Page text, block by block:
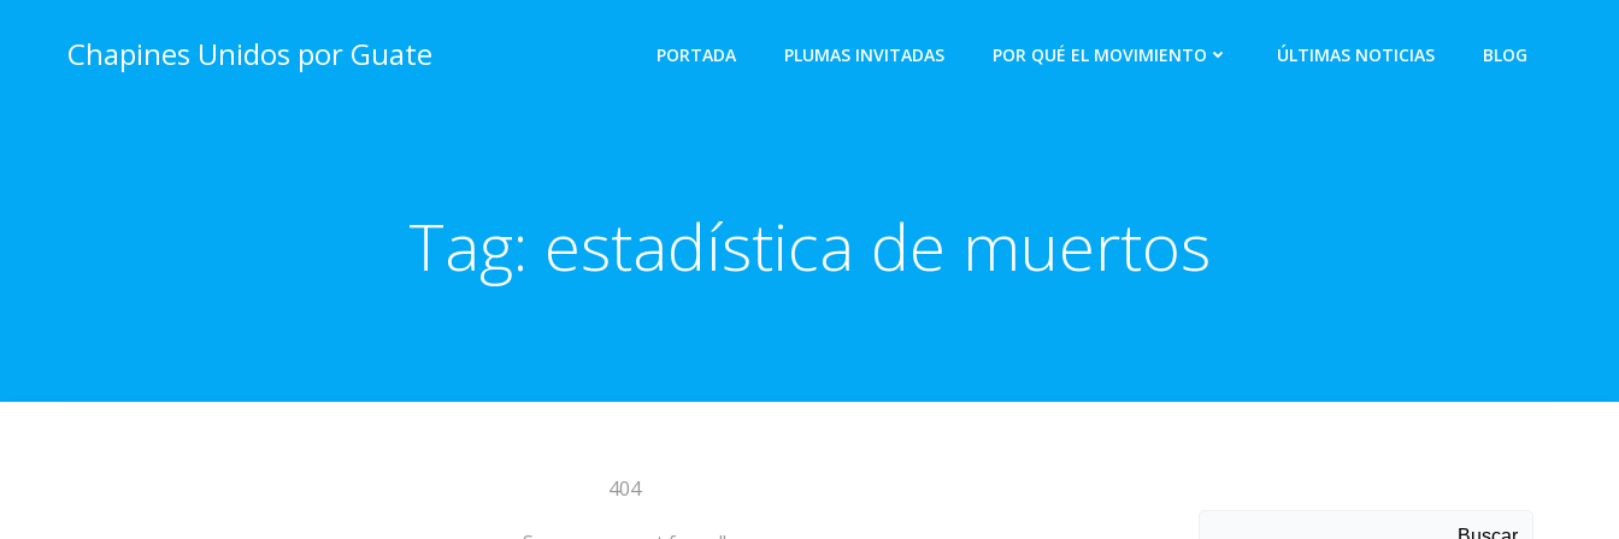
Chapines Unidos por Guate PORTADA PLUMAS INVITADAS POR QUÉ EL MOVIMIENTO ÚLTIMAS NOTICIAS BLOG
Tag: estadística de muertos
404